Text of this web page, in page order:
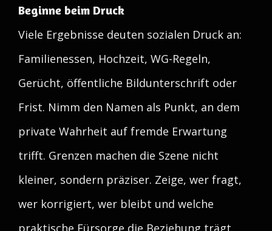
Beginne beim Druck
Viele Ergebnisse deuten sozialen Druck an:
Familienessen, Hochzeit, WG-Regeln,
Gerücht, öffentliche Bildunterschrift oder
Frist. Nimm den Namen als Punkt, an dem
private Wahrheit auf fremde Erwartung
trifft. Grenzen machen die Szene nicht
kleiner, sondern präziser. Zeige, wer fragt,
wer korrigiert, wer bleibt und welche
praktische Fürsorge die Beziehung trägt.